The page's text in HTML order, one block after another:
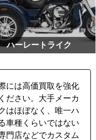
ハーレートライク
には高価買取を強化
ださい。大手メーカ
はほぼなく、唯一ハ
車種くらいではない
門店などでカスタム